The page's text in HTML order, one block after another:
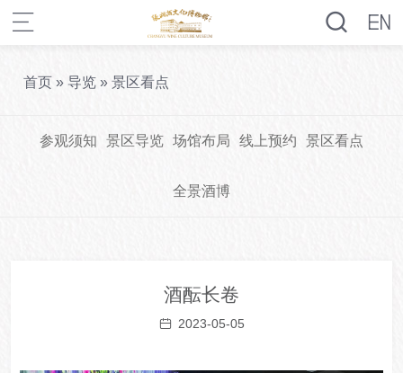
首页 » 导览 » 景区看点
参观须知 景区导览 场馆布局 线上预约 景区看点
全景酒博
酒酝长卷
2023-05-05